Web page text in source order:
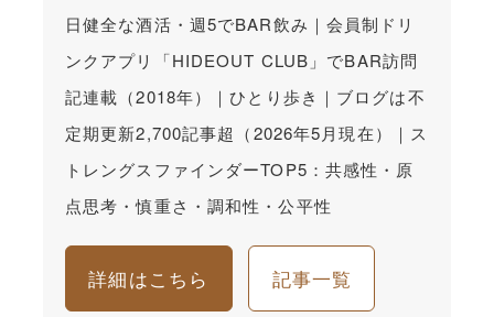
日健全な酒活・週5でBAR飲み｜会員制ドリ
ンクアプリ「HIDEOUT CLUB」でBAR訪問
記連載（2018年）｜ひとり歩き｜ブログは不
定期更新2,700記事超（2026年5月現在）｜ス
トレングスファインダーTOP5：共感性・原
点思考・慎重さ・調和性・公平性
詳細はこちら 記事一覧